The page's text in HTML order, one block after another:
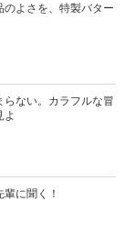
のよさを、特製バター
らない。カラフルな冒
よ
輩に聞く！